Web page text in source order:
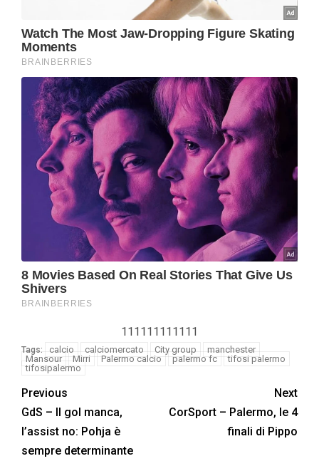
111111111111
Tags: calcio calciomercato City group
manchester
Mansour
Mirri Palermo calcio palermo fc
tifosi palermo
tifosipalermo
Previous
GdS – Il gol manca,
l’assist no: Pohja è
sempre determinante
Next
CorSport – Palermo, le 4
finali di Pippo